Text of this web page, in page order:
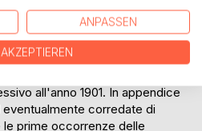
a Dante, risalente all'anno
dedicherà ad un'analisi del
da Mori Ôgai e Ueda Bin nella
del titolo "Shinkyoku".
all'anno 1901. In appendice
corredate di
prime occorrenze delle
ANPASSEN